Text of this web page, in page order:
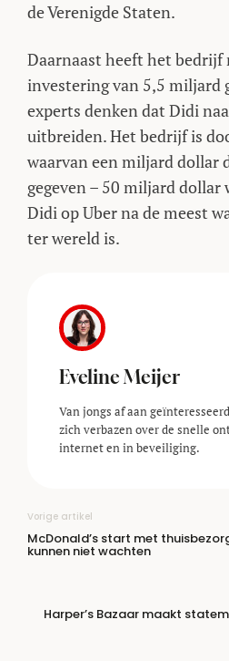
de Verenigde Staten.
Daarnaast heeft het bedrijf
investering van 5,5 miljard
experts denken dat Didi
uitbreiden. Het bedrijf is
waarvan een miljard dollar
gegeven – 50 miljard dollar
Didi op Uber na de meest
ter wereld is.
Eveline Meijer
Van jongs af aan
zich verbazen over de snelle
internet en in beveiliging.
Vorige artikel
McDonald’s start met
kunnen niet wachten
Harper’s Bazaar maakt